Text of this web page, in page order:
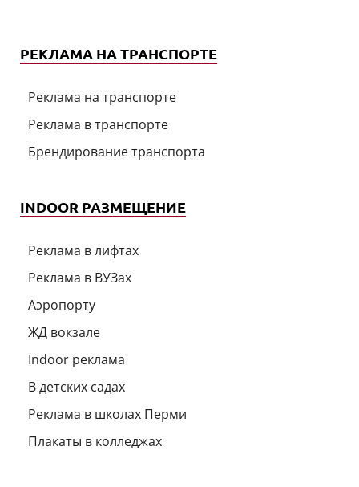
РЕКЛАМА НА ТРАНСПОРТЕ
Реклама на транспорте
Реклама в транспорте
Брендирование транспорта
INDOOR РАЗМЕЩЕНИЕ
Реклама в лифтах
Реклама в ВУЗах
Аэропорту
ЖД вокзале
Indoor реклама
В детских садах
Реклама в школах Перми
Плакаты в колледжах